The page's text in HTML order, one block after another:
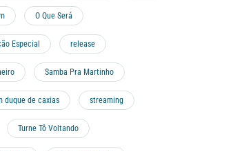
O Que Será
Especial release
Samba Pra Martinho
duque de caxias streaming
Turne Tô Voltando